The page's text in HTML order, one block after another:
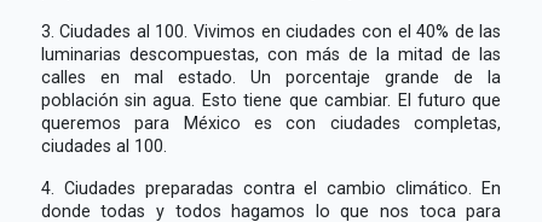
3. Ciudades al 100. Vivimos en ciudades con el 40% de las
luminarias descompuestas, con más de la mitad de las
calles en mal estado. Un porcentaje grande de la
población sin agua. Esto tiene que cambiar. El futuro que
queremos para México es con ciudades completas,
ciudades al 100.
4. Ciudades preparadas contra el cambio climático. En
donde todas y todos hagamos lo que nos toca para